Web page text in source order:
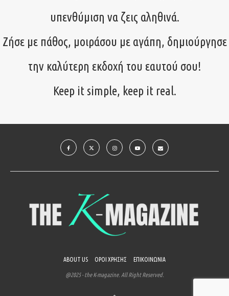
υπενθύμιση να ζεις αληθινά.
Ζήσε με πάθος, μοιράσου με αγάπη, δημιούργησε
την καλύτερη εκδοχή του εαυτού σου!
Keep it simple, keep it real.
ABOUT US ΟΡΟΙ ΧΡΗΣΗΣ ΕΠΙΚΟΙΝΩΝΙΑ
@2025 - the K-magazine. All Right Reserved.